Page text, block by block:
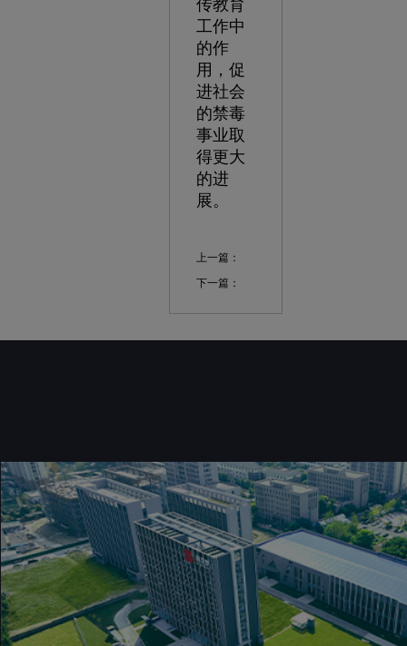
传教育
工作中
的作
用，促
进社会
的禁毒
事业取
得更大
的进
展。
上一篇：
下一篇：